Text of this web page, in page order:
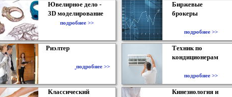
Ювелирное дело -
3D моделирование
подробнее >>
Биржевые
брокеры
подробнее >>
Риэлтер
подробнее >>
Техник по
кондиционерам
подробнее >>
Классический
Кинезиология и